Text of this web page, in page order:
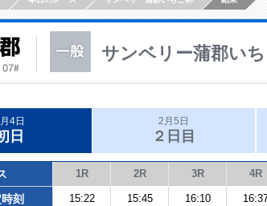
サンベリー蒲郡い
4日
日
2月5日
２日目
1R 2R 3R 4R
刻 15:22 15:45 16:10